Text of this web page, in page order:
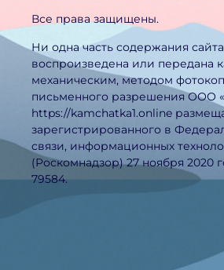
Все права защищены.
Ни одна часть содержания
воспроизведена или передана
механическим, методом
письменного разрешения ООО
https://kamchatka1.online
зарегистрированного в
связи, информационных
(Роскомнадзор) 27 ноября
79584.